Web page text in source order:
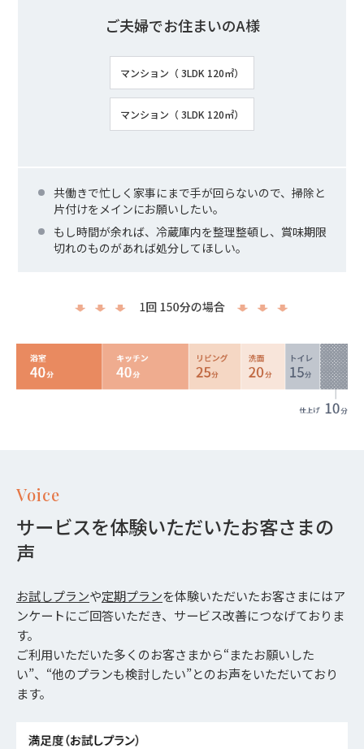
ご夫婦でお住まいのA様
マンション（ 3LDK 120㎡）
マンション（ 3LDK 120㎡）
共働きで忙しく家事にまで手が回らないので、掃除と
片付けをメインにお願いしたい。
もし時間が余れば、冷蔵庫内を整理整頓し、賞味期限
切れのものがあれば処分してほしい。
Voice
サービスを体験いただいたお客さまの
声
お試しプランや定期プランを体験いただいたお客さまにはア
ンケートにご回答いただき、サービス改善につなげておりま
す。
ご利用いただいた多くのお客さまから“またお願いした
い”、“他のプランも検討したい”とのお声をいただいており
ます。